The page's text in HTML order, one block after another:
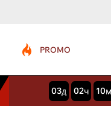
PROMO
03дней
02часов
10